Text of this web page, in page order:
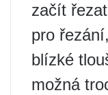
začít
pro
blízké
možná